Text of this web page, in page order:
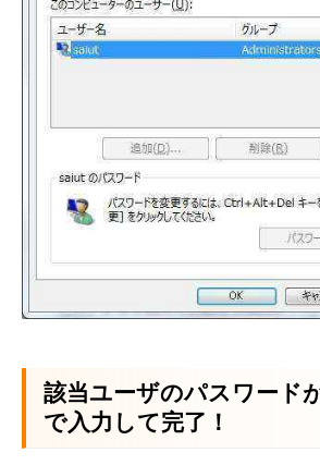
該当ユーザのパスワード
で入力して完了！